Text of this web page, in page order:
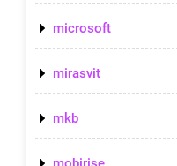
microsoft
mirasvit
mkb